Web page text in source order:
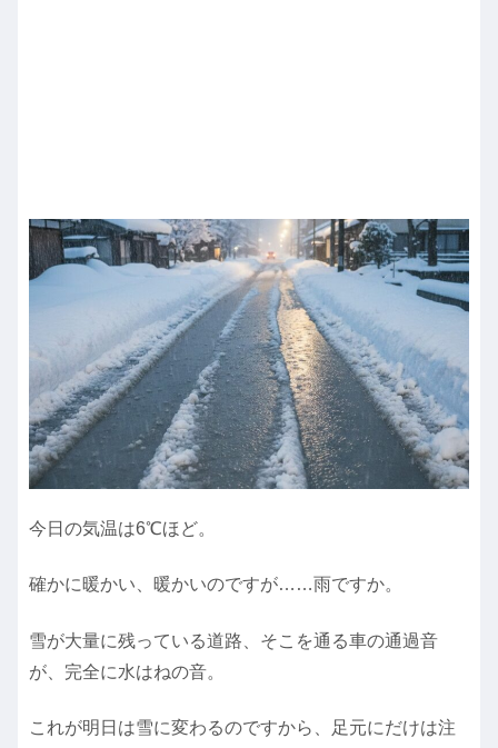
今日の気温は6℃ほど。
確かに暖かい、暖かいのですが……雨ですか。
雪が大量に残っている道路、そこを通る車の通過音
が、完全に水はねの音。
これが明日は雪に変わるのですから、足元にだけは注